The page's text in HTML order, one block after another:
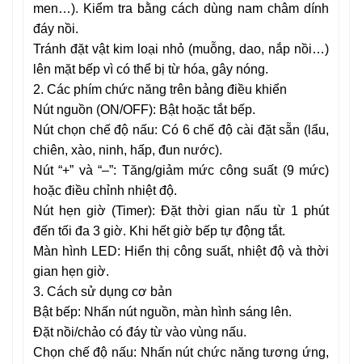
men…). Kiểm tra bằng cách dùng nam châm dính
đáy nồi.
Tránh đặt vật kim loại nhỏ (muỗng, dao, nắp nồi…)
lên mặt bếp vì có thể bị từ hóa, gây nóng.
2. Các phím chức năng trên bảng điều khiển
Nút nguồn (ON/OFF): Bật hoặc tắt bếp.
Nút chọn chế độ nấu: Có 6 chế độ cài đặt sẵn (lẩu,
chiên, xào, ninh, hấp, đun nước).
Nút “+” và “–”: Tăng/giảm mức công suất (9 mức)
hoặc điều chỉnh nhiệt độ.
Nút hẹn giờ (Timer): Đặt thời gian nấu từ 1 phút
đến tối đa 3 giờ. Khi hết giờ bếp tự động tắt.
Màn hình LED: Hiển thị công suất, nhiệt độ và thời
gian hẹn giờ.
3. Cách sử dụng cơ bản
Bật bếp: Nhấn nút nguồn, màn hình sáng lên.
Đặt nồi/chảo có đáy từ vào vùng nấu.
Chọn chế độ nấu: Nhấn nút chức năng tương ứng,